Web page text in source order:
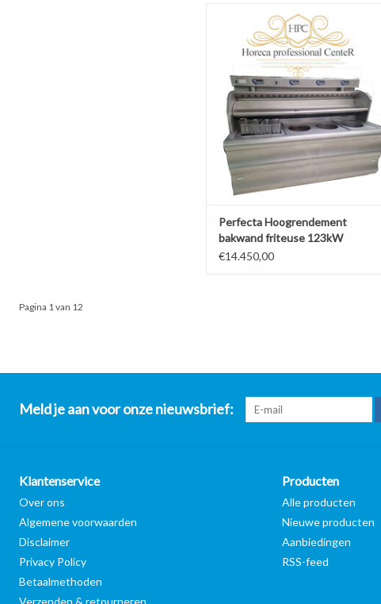
Perfecta Hoogrendement bakwand
friteuse 123kW
TOEVOEGEN AAN WINKELWAGEN
Perfecta Hoogrendement
bakwand friteuse 123kW
€14.450,00
Pagina 1 van 12
Meld je aan voor onze nieuwsbrief:
Klantenservice
Over ons
Algemene voorwaarden
Disclaimer
Privacy Policy
Betaalmethoden
Producten
Alle producten
Nieuwe producten
Aanbiedingen
RSS-feed